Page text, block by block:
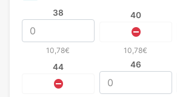
38
10,78€
40
10,78€
44 46